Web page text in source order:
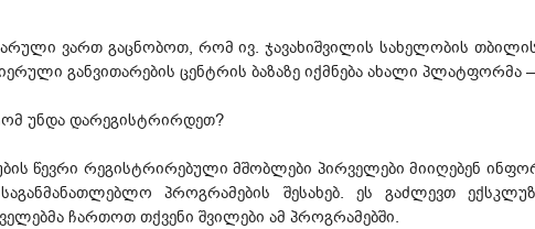
ვართ გაცნობოთ, რომ ივ. ჯავახიშვილის სახელობის
განვითარების ცენტრის ბაზაზე იქმნება ახალი პლატფორმა
უნდა დარეგისტრირდეთ?
წევრი რეგისტრირებული მშობლები პირველები მიიღებენ
პროგრამების შესახებ. ეს გაძლევთ
ჩართოთ თქვენი შვილები ამ პროგრამებში.